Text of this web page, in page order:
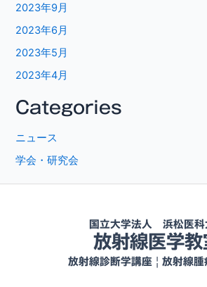
2023年9月
2023年6月
2023年5月
2023年4月
Categories
ニュース
学会・研究会
国立大学法人 浜松医科
放射線医学教
放射線診断学講座 | 放射線腫